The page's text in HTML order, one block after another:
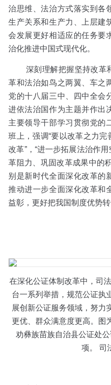
治思维、法治方式落实到各
生产关系和生产力、上层建
会发展更好相适应的任务要
治化推进中国式现代化。
深刻理解把握坚持改革
革和法治如鸟之两翼、车之
党的十八届三中、四中全会
进依法治国作为主题并作出
主要领导干部学习贯彻党的
班上，强调“要以改革之力
改革”，“进一步拓展法治作
革阻力、巩固改革成果中的
别是新时代全面深化改革的
推动进一步全面深化改革和
益彰，更好把我国制度优势转
在深化公证体制改革中，司
台一系列举措，规范公证执
展创新公证服务领域，努力
更优、群众满意度更高。图
劝彝族苗族自治县公证处
项。 司